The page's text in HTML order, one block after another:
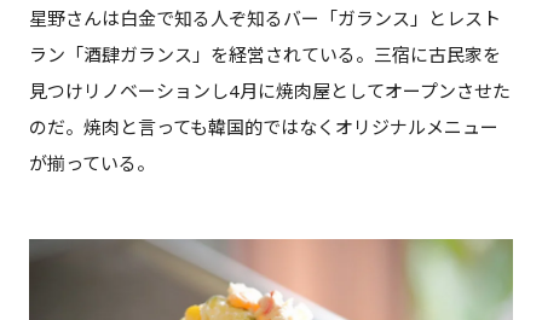
星野さんは白金で知る人ぞ知るバー「ガランス」とレスト
ラン「酒肆ガランス」を経営されている。三宿に古民家を
見つけリノベーションし4月に焼肉屋としてオープンさせた
のだ。焼肉と言っても韓国的ではなくオリジナルメニュー
が揃っている。